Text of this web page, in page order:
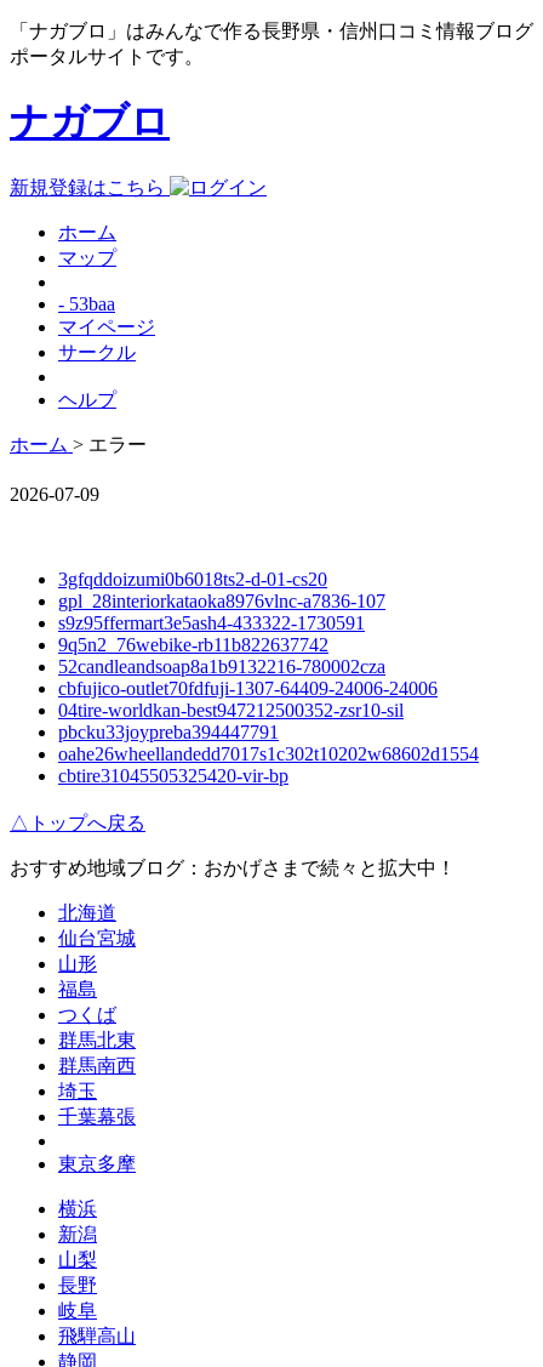
「ナガブロ」はみんなで作る長野県・信州口コミ情報ブログ
ポータルサイトです。
ナガブロ
新規登録はこちら
ホーム
マップ
- 53baa
マイページ
サークル
ヘルプ
ホーム > エラー
2026-07-09
3gfqddoizumi0b6018ts2-d-01-cs20
gpl_28interiorkataoka8976vlnc-a7836-107
s9z95ffermart3e5ash4-433322-1730591
9q5n2_76webike-rb11b822637742
52candleandsoap8a1b9132216-780002cza
cbfujico-outlet70fdfuji-1307-64409-24006-24006
04tire-worldkan-best947212500352-zsr10-sil
pbcku33joypreba394447791
oahe26wheellandedd7017s1c302t10202w68602d1554
cbtire31045505325420-vir-bp
△トップへ戻る
おすすめ地域ブログ：おかげさまで続々と拡大中！
北海道
仙台宮城
山形
福島
つくば
群馬北東
群馬南西
埼玉
千葉幕張
東京多摩
横浜
新潟
山梨
長野
岐阜
飛騨高山
静岡